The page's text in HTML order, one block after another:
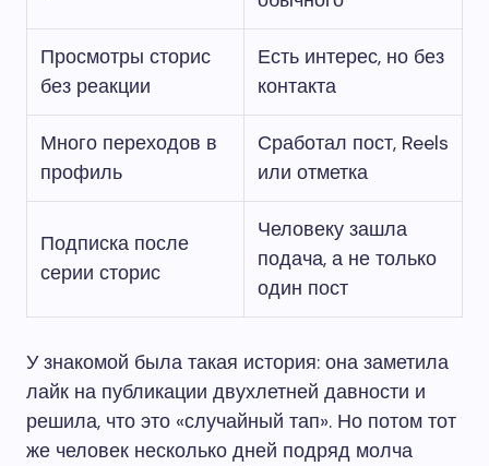
Просмотры сторис
без реакции
Есть интерес, но без
контакта
Много переходов в
профиль
Сработал пост, Reels
или отметка
Подписка после
серии сторис
Человеку зашла
подача, а не только
один пост
У знакомой была такая история: она заметила
лайк на публикации двухлетней давности и
решила, что это «случайный тап». Но потом тот
же человек несколько дней подряд молча